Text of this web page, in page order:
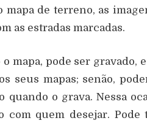
mapa de terreno, as
as estradas marcadas.
mapa, pode ser gravado,
seus mapas; senão,
quando o grava. Nessa
com quem desejar. Pode